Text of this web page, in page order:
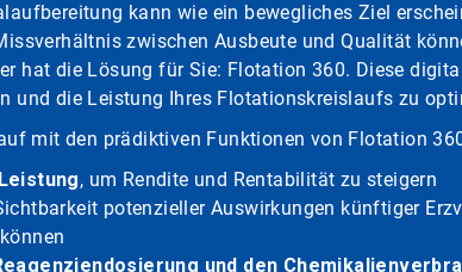
kann wie ein bewegliches Ziel
zwischen Ausbeute und Qualität
hat die Lösung für Sie: Flotation 360. Diese
und die Leistung Ihres Flotationskreislaufs zu
mit den prädiktiven Funktionen von Flotation
, um Rendite und Rentabilität zu steigern
potenzieller Auswirkungen künftiger
und den